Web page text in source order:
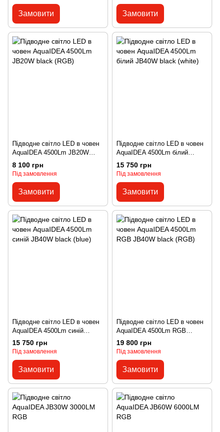
Замовити Замовити
Підводне світло LED в човен
AquaIDEA 4500Lm JB20W
black (RGB)
8 100 грн
Під замовлення
Замовити
Підводне світло LED в човен
AquaIDEA 4500Lm білий
JB40W black (white)
15 750 грн
Під замовлення
Замовити
Підводне світло LED в човен
AquaIDEA 4500Lm синій
JB40W black (blue)
15 750 грн
Під замовлення
Замовити
Підводне світло LED в човен
AquaIDEA 4500Lm RGB
JB40W black (RGB)
19 800 грн
Під замовлення
Замовити